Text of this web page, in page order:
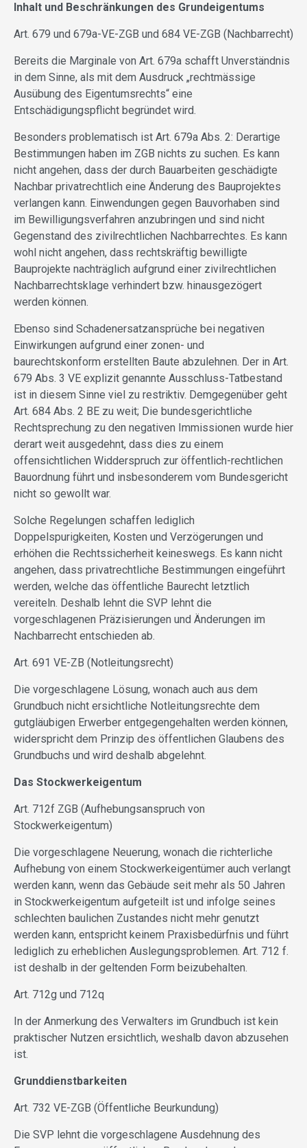
Inhalt und Beschränkungen des Grundeigentums
Art. 679 und 679a-VE-ZGB und 684 VE-ZGB (Nachbarrecht)
Bereits die Marginale von Art. 679a schafft Unverständnis
in dem Sinne, als mit dem Ausdruck „rechtmässige
Ausübung des Eigentumsrechts“ eine
Entschädigungspflicht begründet wird.
Besonders problematisch ist Art. 679a Abs. 2: Derartige
Bestimmungen haben im ZGB nichts zu suchen. Es kann
nicht angehen, dass der durch Bauarbeiten geschädigte
Nachbar privatrechtlich eine Änderung des Bauprojektes
verlangen kann. Einwendungen gegen Bauvorhaben sind
im Bewilligungsverfahren anzubringen und sind nicht
Gegenstand des zivilrechtlichen Nachbarrechtes. Es kann
wohl nicht angehen, dass rechtskräftig bewilligte
Bauprojekte nachträglich aufgrund einer zivilrechtlichen
Nachbarrechtsklage verhindert bzw. hinausgezögert
werden können.
Ebenso sind Schadenersatzansprüche bei negativen
Einwirkungen aufgrund einer zonen- und
baurechtskonform erstellten Baute abzulehnen. Der in Art.
679 Abs. 3 VE explizit genannte Ausschluss-Tatbestand
ist in diesem Sinne viel zu restriktiv. Demgegenüber geht
Art. 684 Abs. 2 BE zu weit; Die bundesgerichtliche
Rechtsprechung zu den negativen Immissionen wurde hier
derart weit ausgedehnt, dass dies zu einem
offensichtlichen Widderspruch zur öffentlich-rechtlichen
Bauordnung führt und insbesonderem vom Bundesgericht
nicht so gewollt war.
Solche Regelungen schaffen lediglich
Doppelspurigkeiten, Kosten und Verzögerungen und
erhöhen die Rechtssicherheit keineswegs. Es kann nicht
angehen, dass privatrechtliche Bestimmungen eingeführt
werden, welche das öffentliche Baurecht letztlich
vereiteln. Deshalb lehnt die SVP lehnt die
vorgeschlagenen Präzisierungen und Änderungen im
Nachbarrecht entschieden ab.
Art. 691 VE-ZB (Notleitungsrecht)
Die vorgeschlagene Lösung, wonach auch aus dem
Grundbuch nicht ersichtliche Notleitungsrechte dem
gutgläubigen Erwerber entgegengehalten werden können,
widerspricht dem Prinzip des öffentlichen Glaubens des
Grundbuchs und wird deshalb abgelehnt.
Das Stockwerkeigentum
Art. 712f ZGB (Aufhebungsanspruch von
Stockwerkeigentum)
Die vorgeschlagene Neuerung, wonach die richterliche
Aufhebung von einem Stockwerkeigentümer auch verlangt
werden kann, wenn das Gebäude seit mehr als 50 Jahren
in Stockwerkeigentum aufgeteilt ist und infolge seines
schlechten baulichen Zustandes nicht mehr genutzt
werden kann, entspricht keinem Praxisbedürfnis und führt
lediglich zu erheblichen Auslegungsproblemen. Art. 712 f.
ist deshalb in der geltenden Form beizubehalten.
Art. 712g und 712q
In der Anmerkung des Verwalters im Grundbuch ist kein
praktischer Nutzen ersichtlich, weshalb davon abzusehen
ist.
Grunddienstbarkeiten
Art. 732 VE-ZGB (Öffentliche Beurkundung)
Die SVP lehnt die vorgeschlagene Ausdehnung des